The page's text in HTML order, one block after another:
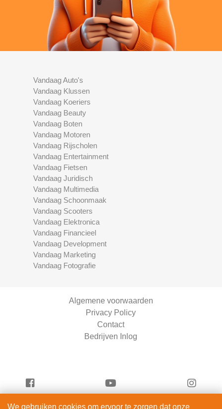
Vandaag Auto's
Vandaag Klussen
Vandaag Koeriers
Vandaag Beauty
Vandaag Boten
Vandaag Motoren
Vandaag Rijscholen
Vandaag Entertainment
Vandaag Fietsen
Vandaag Juridisch
Vandaag Multimedia
Vandaag Schoonmaak
Vandaag Scooters
Vandaag Elektronica
Vandaag Financieel
Vandaag Development
Vandaag Marketing
Vandaag Fotografie
Algemene voorwaarden
Privacy Policy
Contact
Bedrijven Inlog
We gebruiken cookies om ervoor te zorgen dat onze